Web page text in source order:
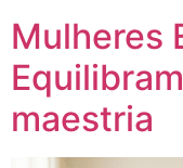
Mulheres
maestria